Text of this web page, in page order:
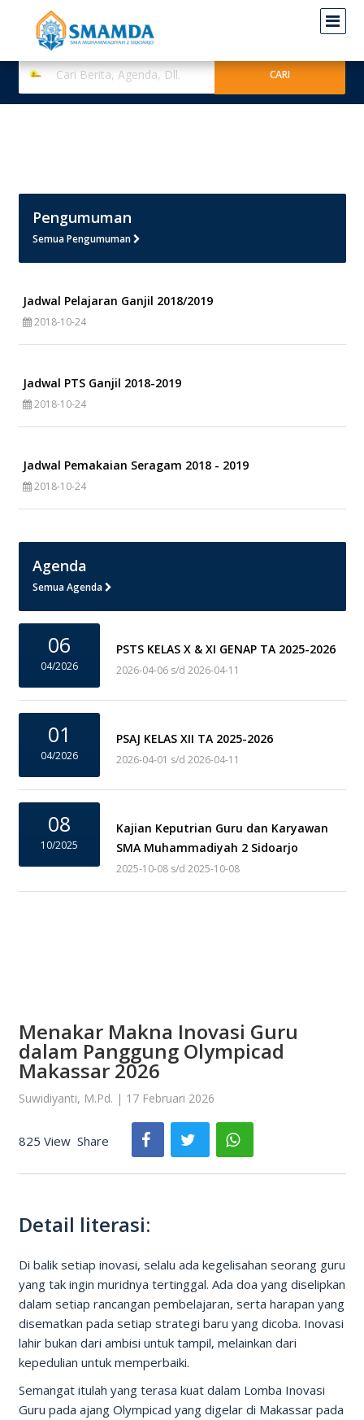
Pengumuman
Semua Pengumuman
Jadwal Pelajaran Ganjil 2018/2019
2018-10-24
Jadwal PTS Ganjil 2018-2019
2018-10-24
Jadwal Pemakaian Seragam 2018 - 2019
2018-10-24
Agenda
Semua Agenda
06
04/2026
PSTS KELAS X & XI GENAP TA 2025-2026
2026-04-06 s/d 2026-04-11
01
04/2026
PSAJ KELAS XII TA 2025-2026
2026-04-01 s/d 2026-04-11
08
10/2025
Kajian Keputrian Guru dan Karyawan
SMA Muhammadiyah 2 Sidoarjo
2025-10-08 s/d 2025-10-08
Menakar Makna Inovasi Guru
dalam Panggung Olympicad
Makassar 2026
Suwidiyanti, M.Pd. | 17 Februari 2026
825 View Share
Detail literasi:
Di balik setiap inovasi, selalu ada kegelisahan seorang guru
yang tak ingin muridnya tertinggal. Ada doa yang diselipkan
dalam setiap rancangan pembelajaran, serta harapan yang
disematkan pada setiap strategi baru yang dicoba. Inovasi
lahir bukan dari ambisi untuk tampil, melainkan dari
kepedulian untuk memperbaiki.
Semangat itulah yang terasa kuat dalam Lomba Inovasi
Guru pada ajang Olympicad yang digelar di Makassar pada